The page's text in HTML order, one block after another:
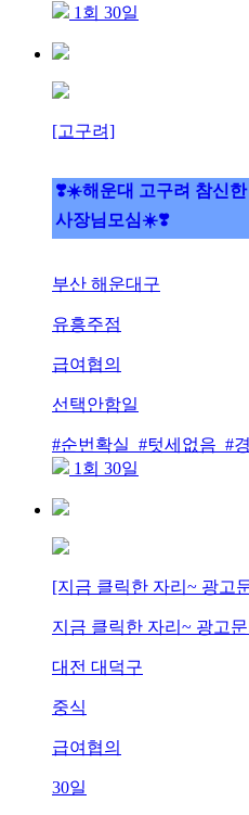
1회 30일
[고구려]
❣️☀️해운대 고구려 참신
사장님모심☀️❣️
부산 해운대구
유흥주점
급여협의
선택안함일
#순번확실 #텃세없음 #
1회 30일
[지금 클릭한 자리~ 광고
지금 클릭한 자리~ 광고
대전 대덕구
중식
급여협의
30일